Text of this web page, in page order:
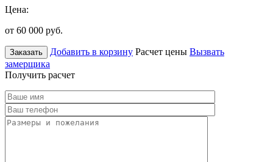
Цена:
от 60 000 руб.
Заказать Добавить в корзину Расчет цены Вызвать
замерщика
Получить расчет